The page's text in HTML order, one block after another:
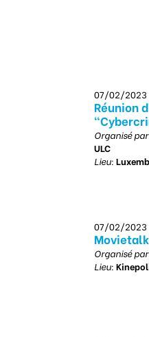
07/02/2023
Réunion
Organisé
ULC
Lieu:
07/02/2023
Organisé
Lieu: